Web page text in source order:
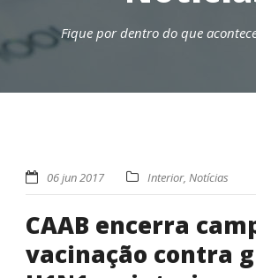
Fique por dentro do que
06 jun 2017 Interior, Notícias
CAAB encerra
vacinação contra